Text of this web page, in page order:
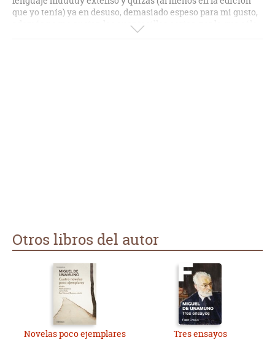
que yo tenía) ya en desuso, demasiado espeso para mi gusto,
además no me gustan los cuentecillos cortos, por lo que sólo
lo usaba para leer un par de capítulos entre cada libro que me
Otros libros del autor
Novelas poco ejemplares Tres ensayos